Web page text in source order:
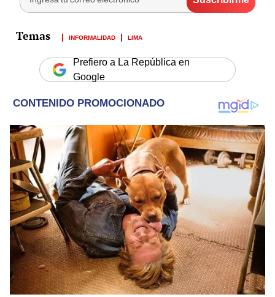
INFORMALIDAD LIMA
Prefiero a La República en
Google